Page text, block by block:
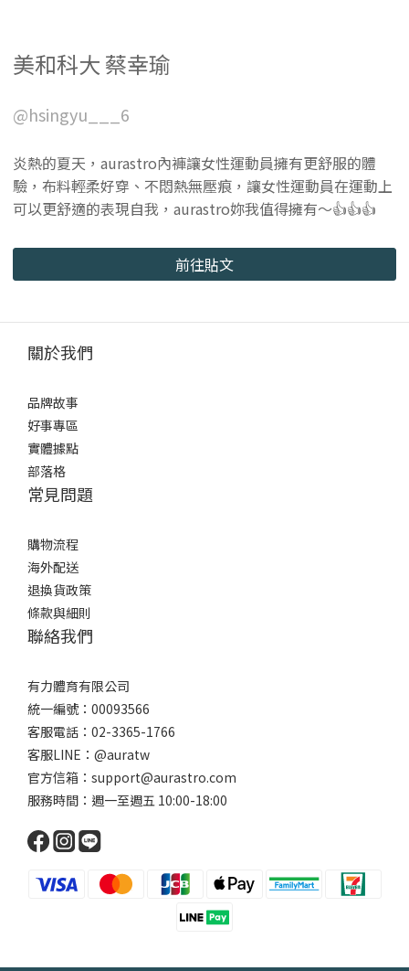
美和科大 蔡幸瑜
@hsingyu___6
炎熱的夏天，aurastro內褲讓女性運動員擁有更舒服的體
驗，布料輕柔好穿、不悶熱無壓痕，讓女性運動員在運動上
可以更舒適的表現自我，aurastro妳我值得擁有～👍👍👍
前往貼文
關於我們
品牌故事
好事專區
實體據點
部落格
常見問題
購物流程
海外配送
退換貨政策
條款與細則
聯絡我們
有力體育有限公司
統一編號：00093566
客服電話：02-3365-1766
客服LINE：@auratw
官方信箱：support@aurastro.com
服務時間：週一至週五 10:00-18:00